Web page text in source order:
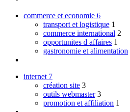
commerce et economie 6
transport et logistique 1
commerce international 2
opportunites d affaires 1
gastronomie et alimentation
internet 7
création site 3
outils webmaster 3
promotion et affiliation 1